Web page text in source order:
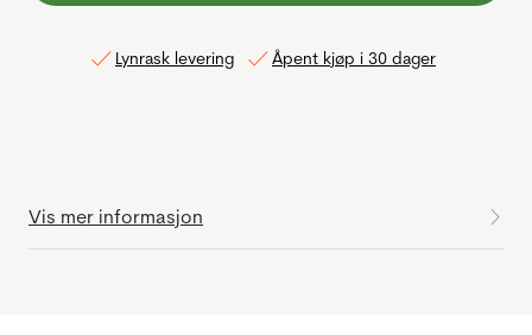
Lynrask levering Åpent kjøp i 30 dager
Vis mer informasjon